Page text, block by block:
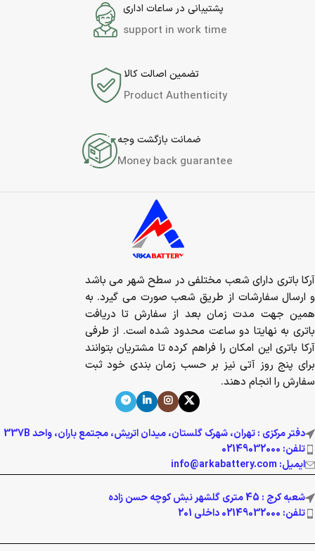
پشتیبانی در ساعات اداری
support in work time
تضمین اصالت کالا
Product Authenticity
ضمانت بازگشت وجه
Money back guarantee
آرکا باتری دارای شعب مختلفی در سطح شهر می باشد
و ارسال سفارشات از طریق شعب صورت می گیرد. به
همین جهت مدت زمان بعد از سفارش تا دریافت
باتری به نهایتا دو ساعت محدود شده است. از طرفی
آرکا باتری این امکان را فراهم کرده تا مشتریان بتوانند
برای پنج روز آتی نیز بر حسب زمان بندی خود ثبت
سفارش را انجام دهند.
دفتر مرکزی : تهران، شهرک گلستان، میدان اتریش، مجتمع باران، واحد 337B
تلفن: 02149032000
ایمیل: info@arkabattery.com
شعبه کرج : 45 متری گلشهر نبش کوچه حسن زاده
تلفن: 02149032000 داخلی 201